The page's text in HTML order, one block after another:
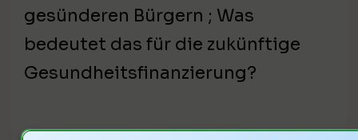
gesünderen Bürgern ; Was
bedeutet das für die zukünftige
Gesundheitsfinanzierung?